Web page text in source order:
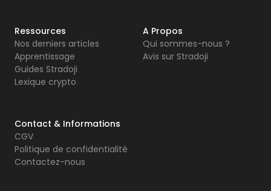
Ressources
Nos derniers articles
Apprentissage
Guides Stradoji
Lexique crypto
A Propos
Qui sommes-nous ?
Avis sur Stradoji
Contact & Informations
CGV
Politique de confidentialité
Contactez-nous